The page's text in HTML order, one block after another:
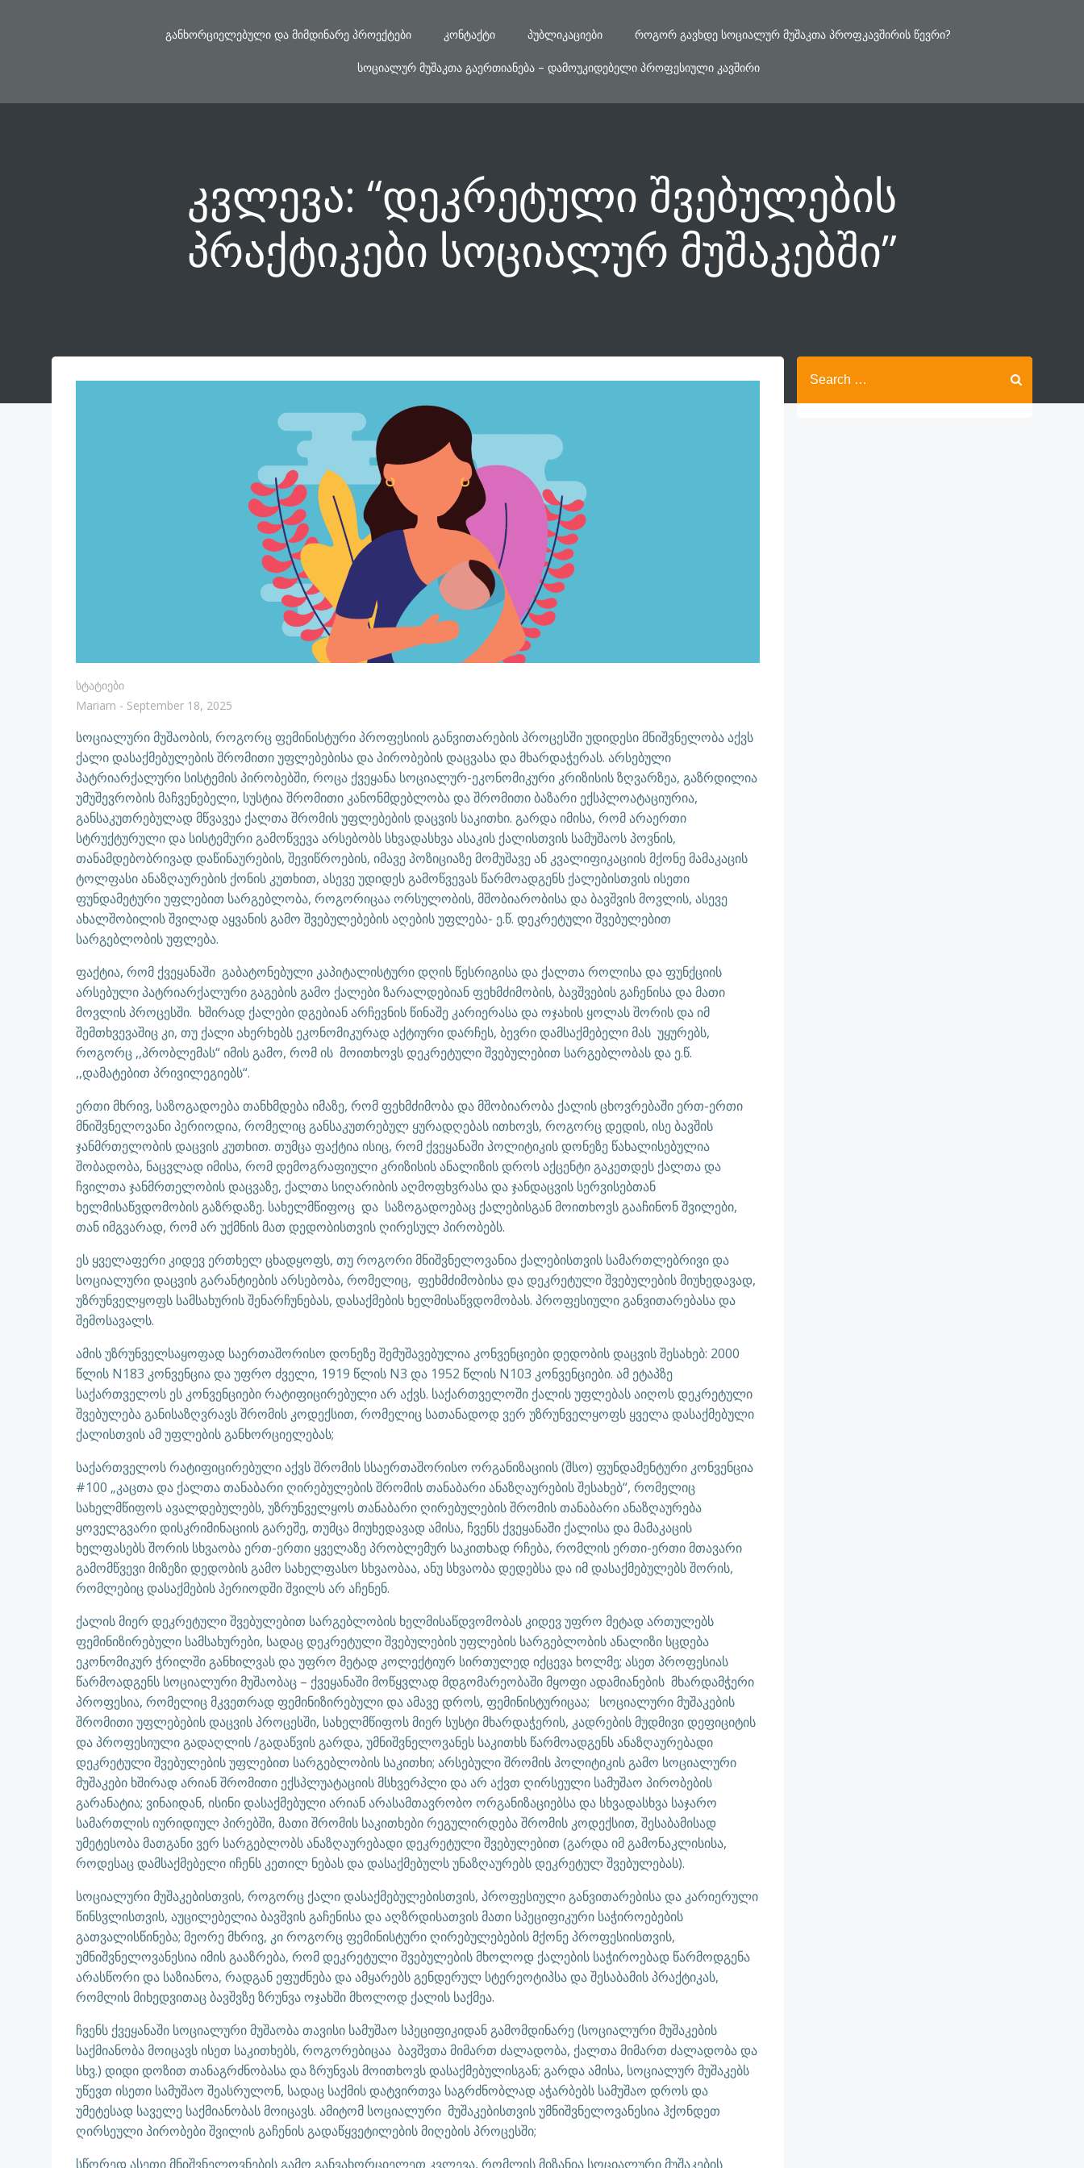
ᲒᲐᲜᲮᲝᲠᲪᲘᲔᲚᲔᲑᲣᲚᲘ ᲓᲐ ᲛᲘᲛᲓᲘᲜᲐᲠᲔ ᲞᲠᲝᲔᲥᲢᲔᲑᲘ ᲙᲝᲜᲢᲐᲥᲢᲘ ᲞᲣᲑᲚᲘᲙᲐᲪᲘᲔᲑᲘ ᲠᲝᲒᲝᲠ ᲒᲐᲕᲮᲓᲔ ᲡᲝᲪᲘᲐᲚᲣᲠ ᲛᲣᲨᲐᲙᲗᲐ ᲞᲠᲝᲤᲙᲐᲕᲨᲘᲠᲘᲡ ᲬᲔᲕᲠᲘ?
ᲡᲝᲪᲘᲐᲚᲣᲠ ᲛᲣᲨᲐᲙᲗᲐ ᲒᲐᲔᲠᲗᲘᲐᲜᲔᲑᲐ – ᲓᲐᲛᲝᲣᲙᲘᲓᲔᲑᲔᲚᲘ ᲞᲠᲝᲤᲔᲡᲘᲣᲚᲘ ᲙᲐᲕᲨᲘᲠᲘ
კვლევა: “დეკრეტული შვებულების
პრაქტიკები სოციალურ მუშაკებში”
Სტატიები
Mariam - September 18, 2025
სოციალური მუშაობის, როგორც ფემინისტური პროფესიის განვითარების პროცესში უდიდესი მნიშვნელობა აქვს
ქალი დასაქმებულების შრომითი უფლებებისა და პირობების დაცვასა და მხარდაჭერას. არსებული
პატრიარქალური სისტემის პირობებში, როცა ქვეყანა სოციალურ-ეკონომიკური კრიზისის ზღვარზეა, გაზრდილია
უმუშევრობის მაჩვენებელი, სუსტია შრომითი კანონმდებლობა და შრომითი ბაზარი ექსპლოატაციურია,
განსაკუთრებულად მწვავეა ქალთა შრომის უფლებების დაცვის საკითხი. გარდა იმისა, რომ არაერთი
სტრუქტურული და სისტემური გამოწვევა არსებობს სხვადასხვა ასაკის ქალისთვის სამუშაოს პოვნის,
თანამდებობრივად დაწინაურების, შევიწროების, იმავე პოზიციაზე მომუშავე ან კვალიფიკაციის მქონე მამაკაცის
ტოლფასი ანაზღაურების ქონის კუთხით, ასევე უდიდეს გამოწვევას წარმოადგენს ქალებისთვის ისეთი
ფუნდამეტური უფლებით სარგებლობა, როგორიცაა ორსულობის, მშობიარობისა და ბავშვის მოვლის, ასევე
ახალშობილის შვილად აყვანის გამო შვებულებების აღების უფლება- ე.წ. დეკრეტული შვებულებით
სარგებლობის უფლება.
ფაქტია, რომ ქვეყანაში გაბატონებული კაპიტალისტური დღის წესრიგისა და ქალთა როლისა და ფუნქციის
არსებული პატრიარქალური გაგების გამო ქალები ზარალდებიან ფეხმძიმობის, ბავშვების გაჩენისა და მათი
მოვლის პროცესში. ხშირად ქალები დგებიან არჩევნის წინაშე კარიერასა და ოჯახის ყოლას შორის და იმ
შემთხვევაშიც კი, თუ ქალი ახერხებს ეკონომიკურად აქტიური დარჩეს, ბევრი დამსაქმებელი მას უყურებს,
როგორც ,,პრობლემას“ იმის გამო, რომ ის მოითხოვს დეკრეტული შვებულებით სარგებლობას და ე.წ.
,,დამატებით პრივილეგიებს“.
ერთი მხრივ, საზოგადოება თანხმდება იმაზე, რომ ფეხმძიმობა და მშობიარობა ქალის ცხოვრებაში ერთ-ერთი
მნიშვნელოვანი პერიოდია, რომელიც განსაკუთრებულ ყურადღებას ითხოვს, როგორც დედის, ისე ბავშის
ჯანმრთელობის დაცვის კუთხით. თუმცა ფაქტია ისიც, რომ ქვეყანაში პოლიტიკის დონეზე წახალისებულია
შობადობა, ნაცვლად იმისა, რომ დემოგრაფიული კრიზისის ანალიზის დროს აქცენტი გაკეთდეს ქალთა და
ჩვილთა ჯანმრთელობის დაცვაზე, ქალთა სიღარიბის აღმოფხვრასა და ჯანდაცვის სერვისებთან
ხელმისაწვდომობის გაზრდაზე. სახელმწიფოც და საზოგადოებაც ქალებისგან მოითხოვს გააჩინონ შვილები,
თან იმგვარად, რომ არ უქმნის მათ დედობისთვის ღირესულ პირობებს.
ეს ყველაფერი კიდევ ერთხელ ცხადყოფს, თუ როგორი მნიშვნელოვანია ქალებისთვის სამართლებრივი და
სოციალური დაცვის გარანტიების არსებობა, რომელიც, ფეხმძიმობისა და დეკრეტული შვებულების მიუხედავად,
უზრუნველყოფს სამსახურის შენარჩუნებას, დასაქმების ხელმისაწვდომობას. პროფესიული განვითარებასა და
შემოსავალს.
ამის უზრუნველსაყოფად საერთაშორისო დონეზე შემუშავებულია კონვენციები დედობის დაცვის შესახებ: 2000
წლის N183 კონვენცია და უფრო ძველი, 1919 წლის N3 და 1952 წლის N103 კონვენციები. ამ ეტაპზე
საქართველოს ეს კონვენციები რატიფიცირებული არ აქვს. საქართველოში ქალის უფლებას აიღოს დეკრეტული
შვებულება განისაზღვრავს შრომის კოდექსით, რომელიც სათანადოდ ვერ უზრუნველყოფს ყველა დასაქმებული
ქალისთვის ამ უფლების განხორციელებას;
საქართველოს რატიფიცირებული აქვს შრომის სსაერთაშორისო ორგანიზაციის (შსო) ფუნდამენტური კონვენცია
#100 „კაცთა და ქალთა თანაბარი ღირებულების შრომის თანაბარი ანაზღაურების შესახებ“, რომელიც
სახელმწიფოს ავალდებულებს, უზრუნველყოს თანაბარი ღირებულების შრომის თანაბარი ანაზღაურება
ყოველგვარი დისკრიმინაციის გარეშე, თუმცა მიუხედავად ამისა, ჩვენს ქვეყანაში ქალისა და მამაკაცის
ხელფასებს შორის სხვაობა ერთ-ერთი ყველაზე პრობლემურ საკითხად რჩება, რომლის ერთი-ერთი მთავარი
გამომწვევი მიზეზი დედობის გამო სახელფასო სხვაობაა, ანუ სხვაობა დედებსა და იმ დასაქმებულებს შორის,
რომლებიც დასაქმების პერიოდში შვილს არ აჩენენ.
ქალის მიერ დეკრეტული შვებულებით სარგებლობის ხელმისაწდვომობას კიდევ უფრო მეტად ართულებს
ფემინიზირებული სამსახურები, სადაც დეკრეტული შვებულების უფლების სარგებლობის ანალიზი სცდება
ეკონომიკურ ჭრილში განხილვას და უფრო მეტად კოლექტიურ სირთულედ იქცევა ხოლმე; ასეთ პროფესიას
წარმოადგენს სოციალური მუშაობაც – ქვეყანაში მოწყვლად მდგომარეობაში მყოფი ადამიანების მხარდამჭერი
პროფესია, რომელიც მკვეთრად ფემინიზირებული და ამავე დროს, ფემინისტურიცაა; სოციალური მუშაკების
შრომითი უფლებების დაცვის პროცესში, სახელმწიფოს მიერ სუსტი მხარდაჭერის, კადრების მუდმივი დეფიციტის
და პროფესიული გადაღლის /გადაწვის გარდა, უმნიშვნელოვანეს საკითხს წარმოადგენს ანაზღაურებადი
დეკრეტული შვებულების უფლებით სარგებლობის საკითხი; არსებული შრომის პოლიტიკის გამო სოციალური
მუშაკები ხშირად არიან შრომითი ექსპლუატაციის მსხვერპლი და არ აქვთ ღირსეული სამუშაო პირობების
გარანატია; ვინაიდან, ისინი დასაქმებული არიან არასამთავრობო ორგანიზაციებსა და სხვადასხვა საჯარო
სამართლის იურიდიულ პირებში, მათი შრომის საკითხები რეგულირდება შრომის კოდექსით, შესაბამისად
უმეტესობა მათგანი ვერ სარგებლობს ანაზღაურებადი დეკრეტული შვებულებით (გარდა იმ გამონაკლისისა,
როდესაც დამსაქმებელი იჩენს კეთილ ნებას და დასაქმებულს უნაზღაურებს დეკრეტულ შვებულებას).
სოციალური მუშაკებისთვის, როგორც ქალი დასაქმებულებისთვის, პროფესიული განვითარებისა და კარიერული
წინსვლისთვის, აუცილებელია ბავშვის გაჩენისა და აღზრდისათვის მათი სპეციფიკური საჭიროებების
გათვალისწინება; მეორე მხრივ, კი როგორც ფემინისტური ღირებულებების მქონე პროფესიისთვის,
უმნიშვნელოვანესია იმის გააზრება, რომ დეკრეტული შვებულების მხოლოდ ქალების საჭიროებად წარმოდგენა
არასწორი და საზიანოა, რადგან ეფუძნება და ამყარებს გენდერულ სტერეოტიპსა და შესაბამის პრაქტიკას,
რომლის მიხედვითაც ბავშვზე ზრუნვა ოჯახში მხოლოდ ქალის საქმეა.
ჩვენს ქვეყანაში სოციალური მუშაობა თავისი სამუშაო სპეციფიკიდან გამომდინარე (სოციალური მუშაკების
საქმიანობა მოიცავს ისეთ საკითხებს, როგორებიცაა ბავშვთა მიმართ ძალადობა, ქალთა მიმართ ძალადობა და
სხვ.) დიდი დოზით თანაგრძნობასა და ზრუნვას მოითხოვს დასაქმებულისგან; გარდა ამისა, სოციალურ მუშაკებს
უწევთ ისეთი სამუშაო შეასრულონ, სადაც საქმის დატვირთვა საგრძნობლად აჭარბებს სამუშაო დროს და
უმეტესად საველე საქმიანობას მოიცავს. ამიტომ სოციალური მუშაკებისთვის უმნიშვნელოვანესია ჰქონდეთ
ღირსეული პირობები შვილის გაჩენის გადაწყვეტილების მიღების პროცესში;
სწორედ ასეთი მნიშვნელოვნების გამო განვახორციელეთ კვლევა, რომლის მიზანია სოციალური მუშაკების